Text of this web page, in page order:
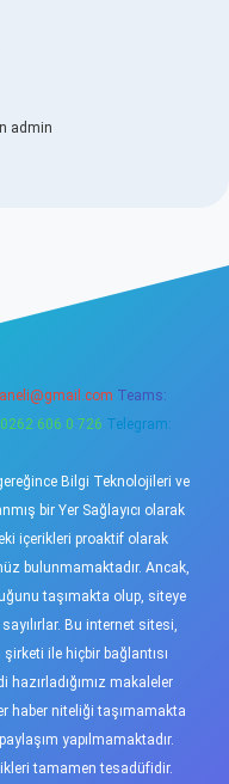
admin
Teams:
606 0 726 Telegram:
Bilgi Teknolojileri ve
bir Yer Sağlayıcı olarak
içerikleri proaktif olarak
bulunmamaktadır. Ancak,
taşımakta olup, siteye
Bu internet sitesi,
ile hiçbir bağlantısı
hazırladığımız makaleler
haber niteliği taşımamakta
yapılmamaktadır.
tamamen tesadüfidir.